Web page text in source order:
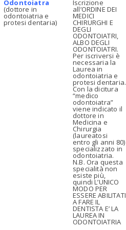
Odontoiatra
(dottore in
odontoiatria e
protesi dentaria)
Iscrizione
all’ORDINE DEI
MEDICI
CHIRURGHI E
DEGLI
ODONTOIATRI,
ALBO DEGLI
ODONTOIATRI.
Per iscriversi è
necessaria la
Laurea in
odontoiatria e
protesi dentaria.
Con la dicitura
“medico
odontoiatra”
viene indicato il
dottore in
Medicina e
Chirurgia
(laureatosi
entro gli anni 80)
specializzato in
odontoiatria.
N.B. Ora questa
specialità non
esiste più,
quindi L’UNICO
MODO PER
ESSERE ABILITATI
A FARE IL
DENTISTA E’ LA
LAUREA IN
ODONTOIATRIA